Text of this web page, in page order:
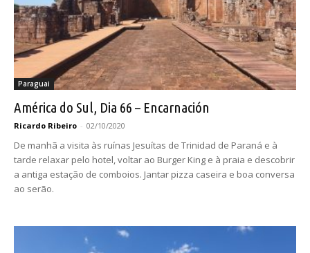
Paraguai
América do Sul, Dia 66 – Encarnación
Ricardo Ribeiro - 02/10/2020
De manhã a visita às ruínas Jesuítas de Trinidad de Paraná e à
tarde relaxar pelo hotel, voltar ao Burger King e à praia e descobrir
a antiga estação de comboios. Jantar pizza caseira e boa conversa
ao serão.